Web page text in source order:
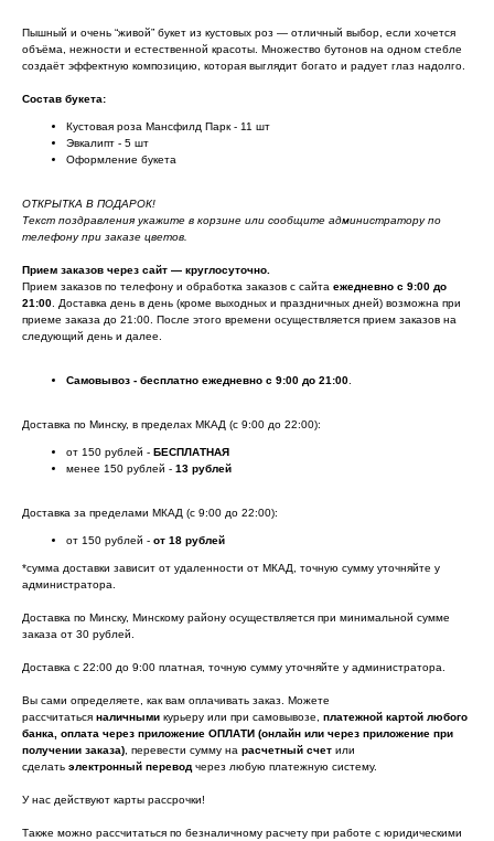
Пышный и очень “живой” букет из кустовых роз — отличный выбор, если хочется
объёма, нежности и естественной красоты. Множество бутонов на одном стебле
создаёт эффектную композицию, которая выглядит богато и радует глаз надолго.
Состав букета:
Кустовая роза Мансфилд Парк - 11 шт
Эвкалипт - 5 шт
Оформление букета
ОТКРЫТКА В ПОДАРОК!
Текст поздравления укажите в корзине или сообщите администратору по
телефону при заказе цветов.
Прием заказов через сайт — круглосуточно.
Прием заказов по телефону и обработка заказов с сайта ежедневно с 9:00 до
21:00. Доставка день в день (кроме выходных и праздничных дней) возможна при
приеме заказа до 21:00. После этого времени осуществляется прием заказов на
следующий день и далее.
Самовывоз - бесплатно ежедневно с 9:00 до 21:00.
Доставка по Минску, в пределах МКАД (с 9:00 до 22:00):
от 150 рублей - БЕСПЛАТНАЯ
менее 150 рублей - 13 рублей
Доставка за пределами МКАД (с 9:00 до 22:00):
от 150 рублей - от 18 рублей
*сумма доставки зависит от удаленности от МКАД, точную сумму уточняйте у
администратора.
Доставка по Минску, Минскому району осуществляется при минимальной сумме
заказа от 30 рублей.
Доставка с 22:00 до 9:00 платная, точную сумму уточняйте у администратора.
Вы сами определяете, как вам оплачивать заказ. Можете
рассчитаться наличными курьеру или при самовывозе, платежной картой любого
банка, оплата через приложение ОПЛАТИ (онлайн или через приложение при
получении заказа), перевести сумму на расчетный счет или
сделать электронный переводчерез любую платежную систему.
У нас действуют карты рассрочки!
Также можно рассчитаться по безналичному расчету при работе с юридическими